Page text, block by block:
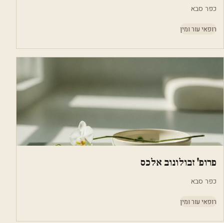
כפר סבא
רופאי עור ומין
פרופ' זבולונוב אלכס
כפר סבא
רופאי עור ומין